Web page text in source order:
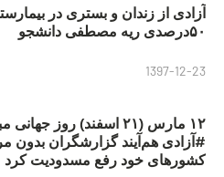
آزادی از زندان و بستری در
۵۰درصدی ریه مصطفی دانشجو
1397-12-23
۱۲ مارس (۲۱ اسفند) روز
کشورهای خود رفع مسدودیت کرد